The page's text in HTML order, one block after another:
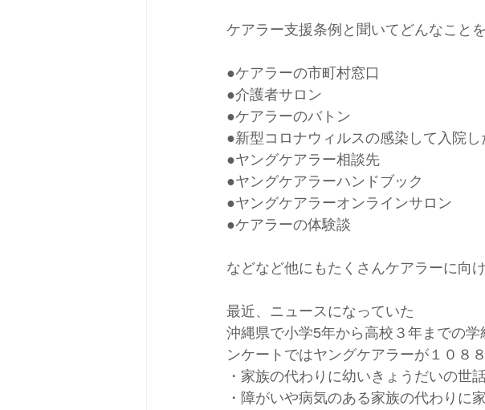
ケアラー支援条例と聞いてどんなこと
●ケアラーの市町村窓口
●介護者サロン
●ケアラーのバトン
●新型コロナウィルスの感染して入院
●ヤングケアラー相談先
●ヤングケアラーハンドブック
●ヤングケアラーオンラインサロン
●ケアラーの体験談
などなど他にもたくさんケアラーに向
最近、ニュースになっていた
沖縄県で小学5年から高校３年までの
ンケートではヤングケアラーが１０８８
・家族の代わりに幼いきょうだいの世
・障がいや病気のある家族の代わりに